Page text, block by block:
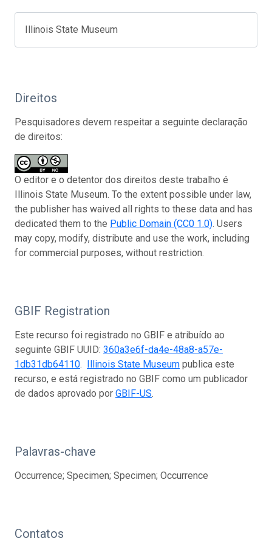
Illinois State Museum
Direitos
Pesquisadores devem respeitar a seguinte declaração
de direitos:
O editor e o detentor dos direitos deste trabalho é
Illinois State Museum. To the extent possible under law,
the publisher has waived all rights to these data and has
dedicated them to the Public Domain (CC0 1.0). Users
may copy, modify, distribute and use the work, including
for commercial purposes, without restriction.
GBIF Registration
Este recurso foi registrado no GBIF e atribuído ao
seguinte GBIF UUID: 360a3e6f-da4e-48a8-a57e-
1db31db64110. Illinois State Museum publica este
recurso, e está registrado no GBIF como um publicador
de dados aprovado por GBIF-US.
Palavras-chave
Occurrence; Specimen; Specimen; Occurrence
Contatos